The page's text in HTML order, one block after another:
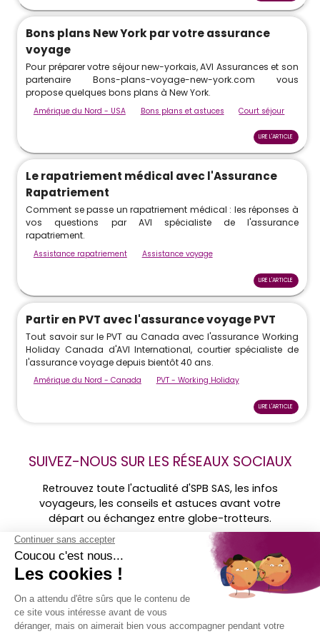
Bons plans New York par votre assurance
voyage
Pour préparer votre séjour new-yorkais, AVI Assurances et son
partenaire Bons-plans-voyage-new-york.com vous
propose quelques bons plans à New York.
Amérique du Nord - USA Bons plans et astuces Court séjour
LIRE L'ARTICLE
Le rapatriement médical avec l'Assurance
Rapatriement
Comment se passe un rapatriement médical : les réponses à
vos questions par AVI spécialiste de l'assurance
rapatriement.
Assistance rapatriement Assistance voyage
LIRE L'ARTICLE
Partir en PVT avec l'assurance voyage PVT
Tout savoir sur le PVT au Canada avec l'assurance Working
Holiday Canada d'AVI International, courtier spécialiste de
l'assurance voyage depuis bientôt 40 ans.
Amérique du Nord - Canada PVT - Working Holiday
LIRE L'ARTICLE
SUIVEZ-NOUS SUR LES RÉSEAUX SOCIAUX
Retrouvez toute l'actualité d'SPB SAS, les infos
voyageurs, les conseils et astuces avant votre
départ ou échangez entre globe-trotteurs.
Retrouvez-
nous sur ...